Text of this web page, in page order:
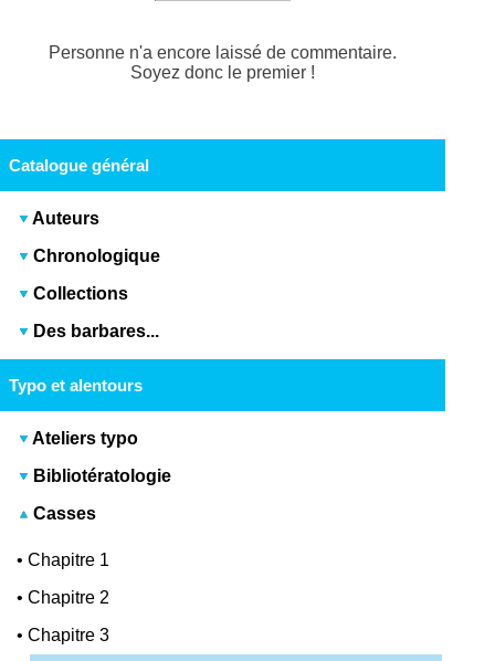
Personne n'a encore laissé de commentaire.
Soyez donc le premier !
Catalogue général
Auteurs
Chronologique
Collections
Des barbares...
Typo et alentours
Ateliers typo
Bibliotératologie
Casses
•Chapitre 1
•Chapitre 2
•Chapitre 3